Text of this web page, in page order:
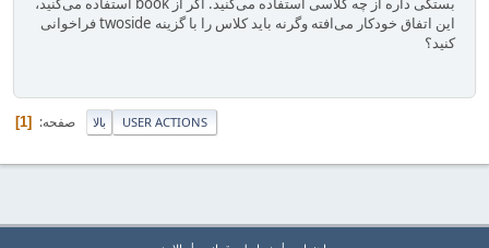
این اتفاق خودکار می‌افته وگرنه باید کلاس را با گزینه twoside فراخوانی
کنید؟
بالا صفحه 1 USER ACTIONS